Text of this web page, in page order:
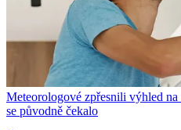
Meteorologové zpřesnili výhled
se původně čekalo